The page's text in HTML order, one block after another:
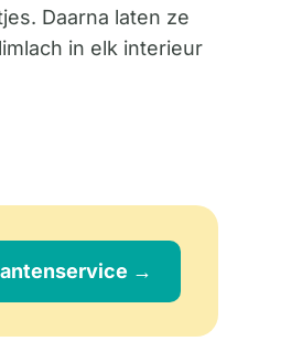
Daarna laten ze
in elk interieur
→